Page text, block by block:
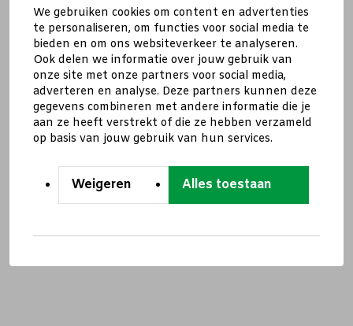
We gebruiken cookies om content en advertenties
te personaliseren, om functies voor social media te
bieden en om ons websiteverkeer te analyseren.
Ook delen we informatie over jouw gebruik van
onze site met onze partners voor social media,
adverteren en analyse. Deze partners kunnen deze
gegevens combineren met andere informatie die je
aan ze heeft verstrekt of die ze hebben verzameld
op basis van jouw gebruik van hun services.
Weigeren Alles toestaan